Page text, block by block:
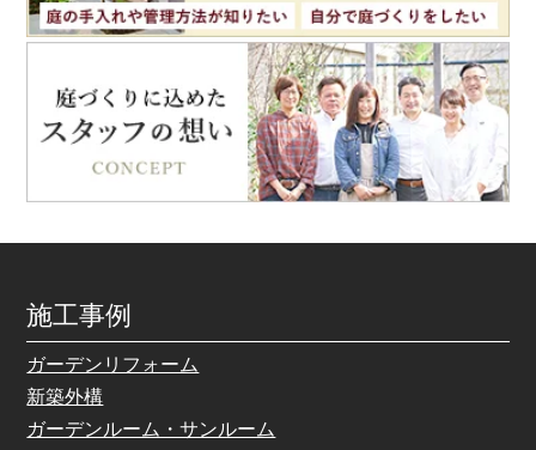
施工事例
ガーデンリフォーム
新築外構
ガーデンルーム・サンルーム